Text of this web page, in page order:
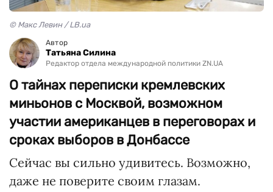
© Макс Левин / LB.ua
Автор
Татьяна Силина
Редактор отдела международной политики ZN.UA
О тайнах переписки кремлевских
миньонов с Москвой, возможном
участии американцев в переговорах и
сроках выборов в Донбассе
Сейчас вы сильно удивитесь. Возможно,
даже не поверите своим глазам.